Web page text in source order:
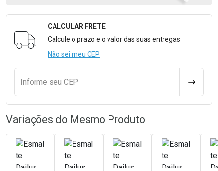
Formulário para Calcular o Frete
CALCULAR FRETE
Calcule o prazo e o valor das suas entregas
Não sei meu CEP
Informe seu CEP
Variações do Mesmo Produto